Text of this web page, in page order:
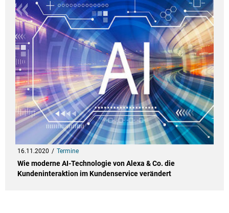
16.11.2020 Termine
Wie moderne AI-Technologie von Alexa & Co. die
Kundeninteraktion im Kundenservice verändert